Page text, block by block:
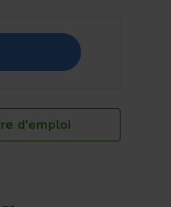
d'emploi